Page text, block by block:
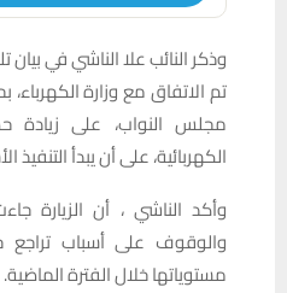
وذكر النائب علا الناشي في بيان
تم الاتفاق مع وزارة
مجلس النواب، على
الكهربائية، على أن يبدأ التنفيذ
وأكد الناشي ، أن الزيارة
والوقوف على أسباب
مستوياتها خلال الفترة الماضية.